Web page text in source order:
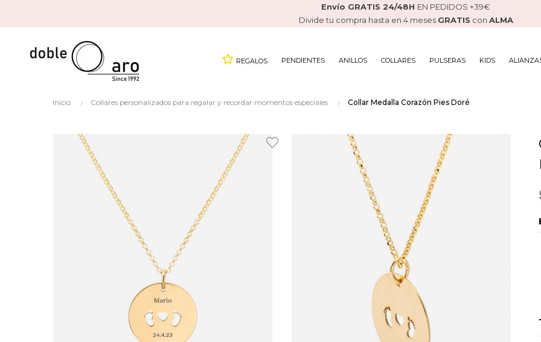
Envío GRATIS 24/48H EN PEDIDOS +39€
Divide tu compra hasta en 4 meses GRATIS con ALMA
REGALOS PENDIENTES ANILLOS COLLARES PULSERAS KIDS
Inicio Collares personalizados para regalar y recordar momentos especiales Collar Medalla Corazón Pies Doré